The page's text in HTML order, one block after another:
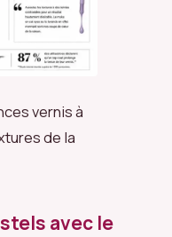
vernis à
de la
avec le